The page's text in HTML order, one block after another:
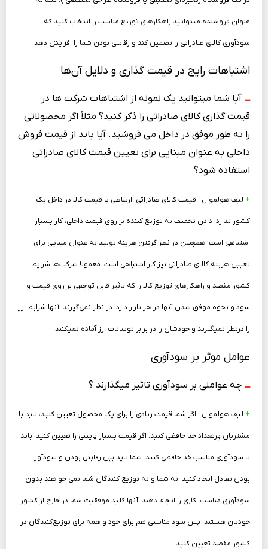
عنوان فروشنده می­توانید راهکارهای توزیع مناسب را انتخاب کنید که
سودآوری کالای صادراتی را تضمین کند و رقابتی بودن شما را افزایش ­دهد.
اشتباهات رایج در قیمت‌ گذاری و دلایل آن‌ها
ـــ آیا شما می­توانید یک نمونه از اشتباهات شرکت‌ ها در
قیمت‌ گذاری کالای صادراتی را ذکر کنید؟ مثلاً اگر محصولاتی
را به طور موفق در داخل می­ فروشید. آیا باید از قیمت فروش
داخلی به عنوان مبنایی برای تعیین قیمت کالای صادراتی
استفاده شود؟
+ لیف هولموال : قیمت کالای صادراتی، ارتباطی با قیمت کالا در داخل یک
کشور ندارد. دادن تخفیف به توزیع­ کننده بر روی قیمت داخلی، کار بسیار
اشتباهی است. همچنین در نظر گرفتن هزینه تولید به عنوان مبنایی برای
تعیین هزینه کالای صادراتی نیز کار اشتباهی است. معمولا شرکت‌ها شرایط
کشور مقصد و راهکارهای توزیع کالا را که تاثیر قابل توجهی بر روی قیمت و
سود و نحوه موفق شدن آنها در هر بازار دارد، در نظر نمی‌گیرند. آنها شرایط ارز
را درنظر نمی­گیرند و خودشان را در برابر نوسانات ارز آماده نمی­­کنند.
عوامل موثر بر سودآوری
ـــ چه عواملی بر سودآوری تاثیر می­گذارند ؟
+ لیف هولموال : اگر شما قیمت زیادی را برای یک محصول تعیین کنید، باید با
مشتریان پرتعداد خداحافظی کنید. اگر قیمت بسیار پایینی را تعیین کنید، باید
با سودآوری مناسب خداحافظی کنید. شما باید بین رقابتی بودن و سودآور
بودن تعادل ایجاد کنید. نه شما و نه توزیع­ کنندگان شما نمی ­خواهند بدون
سودآوری مناسب، کاری را انجام دهند. آنها کلید موفقیت شما در خارج از کشور
خودتان هستند. پس سود مناسبی هم برای خود و همه برای توزیع‌کنندگان در
کشور مقصد تعیین کنید.